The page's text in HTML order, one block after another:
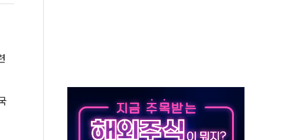
해소될 듯
각지대' 우려
' 타진
정청래 '격차 확대'